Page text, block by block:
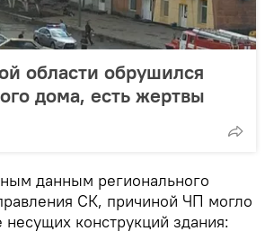
области обрушился
дома, есть жертвы
данным регионального
СК, причиной ЧП могло
несущих конструкций здания: